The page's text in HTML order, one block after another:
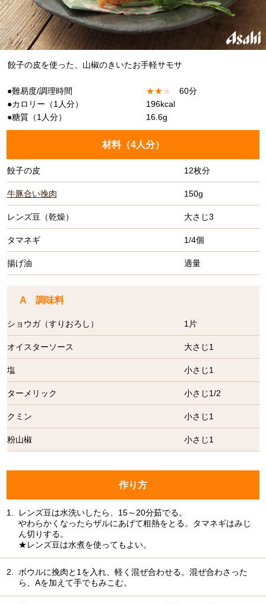
餃子の皮を使った、山椒のきいたお手軽サモサ
●難易度/調理時間 ★★★
60分
●カロリー（1人分）
196kcal
●糖質（1人分）
16.6g
材料（4人分）
餃子の皮 12枚分
牛豚合い挽肉 150g
レンズ豆（乾燥） 大さじ3
タマネギ 1/4個
揚げ油 適量
A 調味料
ショウガ（すりおろし） 1片
オイスターソース 大さじ1
塩 小さじ1
ターメリック 小さじ1/2
クミン 小さじ1
粉山椒 小さじ1
作り方
1.
レンズ豆は水洗いしたら、15～20分茹でる。
やわらかくなったらザルにあげて粗熱をとる。タマネギはみじ
ん切りする。
★レンズ豆は水煮を使ってもよい。
2.
ボウルに挽肉と1を入れ、軽く混ぜ合わせる。混ぜ合わさった
ら、Aを加えて手でもみこむ。